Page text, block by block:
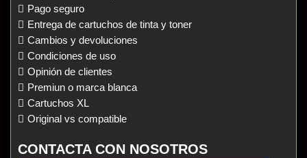
Pago seguro
Entrega de cartuchos de tinta y toner
Cambios y devoluciones
Condiciones de uso
Opinión de clientes
Premiun o marca blanca
Cartuchos XL
Original vs compatible
CONTACTA CON NOSOTROS